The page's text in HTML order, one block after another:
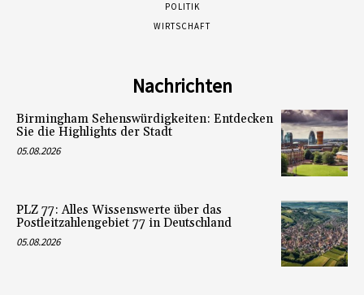
POLITIK
WIRTSCHAFT
Nachrichten
Birmingham Sehenswürdigkeiten: Entdecken
Sie die Highlights der Stadt
05.08.2026
PLZ 77: Alles Wissenswerte über das
Postleitzahlengebiet 77 in Deutschland
05.08.2026